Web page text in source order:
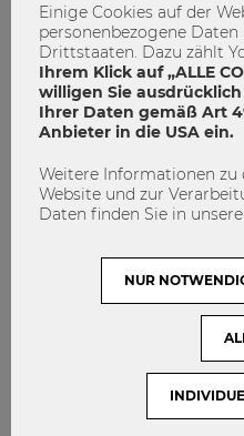
DATENSCHUTZ
ARCHIV:
Monate
Einige Cookies auf der
personenbezogene
Drittstaaten. Dazu zählt
Ihrem Klick auf „ALLE
willigen Sie
Ihrer Daten gemäß Art
Anbieter in die USA ein.
Weitere Informationen zu
Website und zur
Daten finden Sie in
NUR